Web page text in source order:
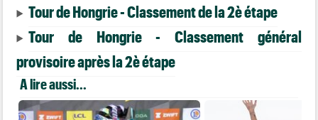
Tour de Hongrie - Classement de la 2è étape
Tour de Hongrie - Classement général
provisoire après la 2è étape
A lire aussi...